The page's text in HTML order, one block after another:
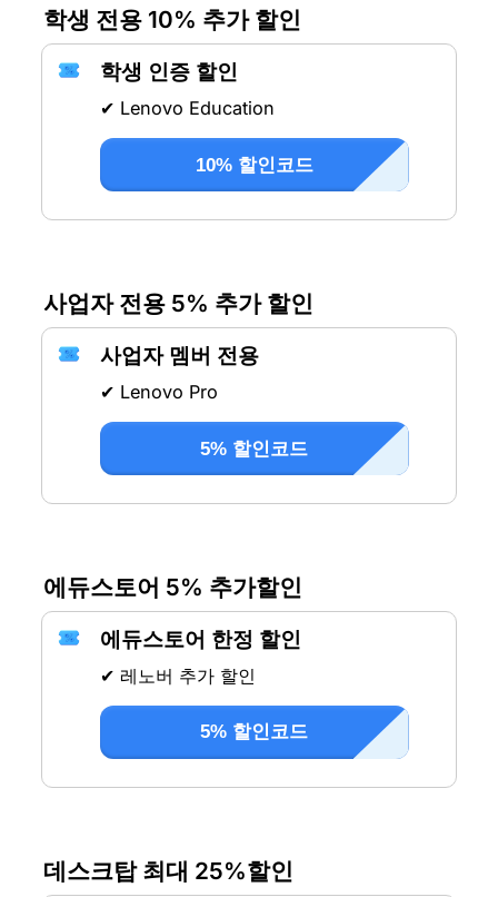
학생 전용 10% 추가 할인
학생 인증 할인
✔ Lenovo Education
10% 할인코드
사업자 전용 5% 추가 할인
사업자 멤버 전용
✔ Lenovo Pro
5% 할인코드
에듀스토어 5% 추가할인
에듀스토어 한정 할인
✔ 레노버 추가 할인
5% 할인코드
데스크탑 최대 25%할인